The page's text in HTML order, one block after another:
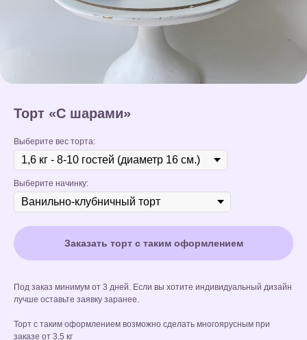
Торт «С шарами»
Выберите вес торта:
Выберите начинку:
Заказать торт с таким оформлением
Под заказ минимум от 3 дней. Если вы хотите индивидуальный дизайн
лучше оставьте заявку заранее.
Торт с таким оформлением возможно сделать многоярусным при
заказе от 3,5 кг